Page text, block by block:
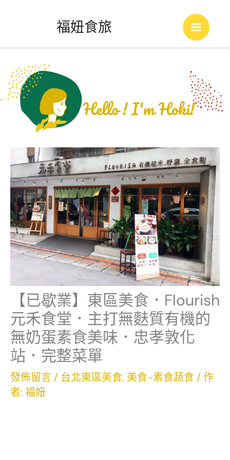
內
福妞食旅
Main
Menu
..
【已歇業】東區美食．Flourish
元禾食堂．主打無麩質有機的
無奶蛋素食美味．忠孝敦化
站．完整菜單
發佈留言 / 台北東區美食, 美食-素食蔬食 / 作
者: 福妞